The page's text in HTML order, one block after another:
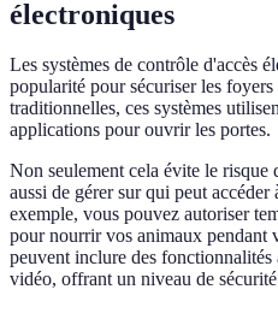
électroniques
Les systèmes de contrôle d'accès
popularité pour sécuriser les
traditionnelles, ces systèmes
applications pour ouvrir les portes.
Non seulement cela évite le risque
aussi de gérer sur qui peut
exemple, vous pouvez autoriser
pour nourrir vos animaux pendant
peuvent inclure des
vidéo, offrant un niveau de